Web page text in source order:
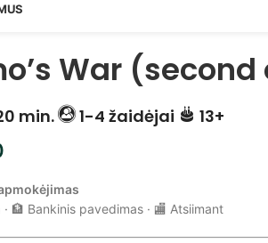
War
min. 1-4 žaidėjai 13+
🏦 Bankinis pavedimas · 🏬 Atsiimant